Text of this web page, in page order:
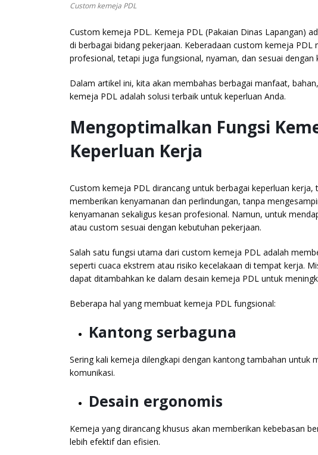
Custom kemeja PDL
Custom kemeja PDL. Kemeja PDL (Pakaian Dinas Lapangan)
di berbagai bidang pekerjaan. Keberadaan custom kemeja
profesional, tetapi juga fungsional, nyaman, dan sesuai dengan
Dalam artikel ini, kita akan membahas berbagai manfaat,
kemeja PDL adalah solusi terbaik untuk keperluan Anda.
Mengoptimalkan Fungsi
Keperluan Kerja
Custom kemeja PDL dirancang untuk berbagai keperluan
memberikan kenyamanan dan perlindungan, tanpa
kenyamanan sekaligus kesan profesional. Namun, untuk
atau custom sesuai dengan kebutuhan pekerjaan.
Salah satu fungsi utama dari custom kemeja PDL adalah
seperti cuaca ekstrem atau risiko kecelakaan di tempat kerja.
dapat ditambahkan ke dalam desain kemeja PDL untuk
Beberapa hal yang membuat kemeja PDL fungsional:
Kantong serbaguna
Sering kali kemeja dilengkapi dengan kantong tambahan
komunikasi.
Desain ergonomis
Kemeja yang dirancang khusus akan memberikan kebebasan
lebih efektif dan efisien.